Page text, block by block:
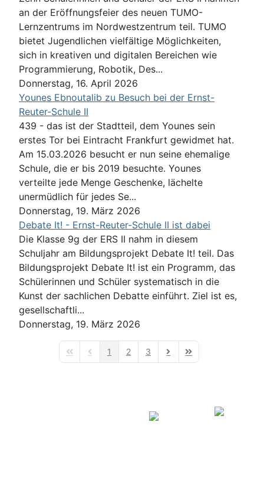
an der Eröffnungsfeier des neuen TUMO-
Lernzentrums im Nordwestzentrum teil. TUMO
bietet Jugendlichen vielfältige Möglichkeiten,
sich in kreativen und digitalen Bereichen wie
Programmierung, Robotik, Des...
Donnerstag, 16. April 2026
Younes Ebnoutalib zu Besuch bei der Ernst-
Reuter-Schule II
439 - das ist der Stadtteil, dem Younes sein
erstes Tor bei Eintracht Frankfurt gewidmet hat.
Am 15.03.2026 besucht er nun seine ehemalige
Schule, die er bis 2019 besuchte. Younes
verteilte jede Menge Geschenke, lächelte
unermüdlich für jedes Se...
Donnerstag, 19. März 2026
Debate It! - Ernst-Reuter-Schule II ist dabei
Die Klasse 9g der ERS II nahm in diesem
Schuljahr am Bildungsprojekt Debate It! teil. Das
Bildungsprojekt Debate It! ist ein Programm, das
Schülerinnen und Schüler systematisch in die
Kunst der sachlichen Debatte einführt. Ziel ist es,
gesellschaftli...
Donnerstag, 19. März 2026
First PagePrevious Page
1 2 3 Next PageLast Page